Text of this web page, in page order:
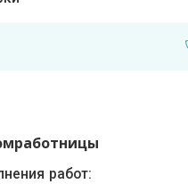
работ: